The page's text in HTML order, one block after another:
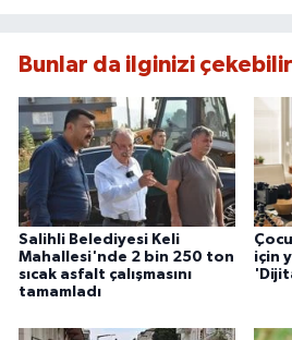
Bunlar da ilginizi çekebilir
Salihli Belediyesi Keli
Mahallesi'nde 2 bin 250 ton
sıcak asfalt çalışmasını
tamamladı
için